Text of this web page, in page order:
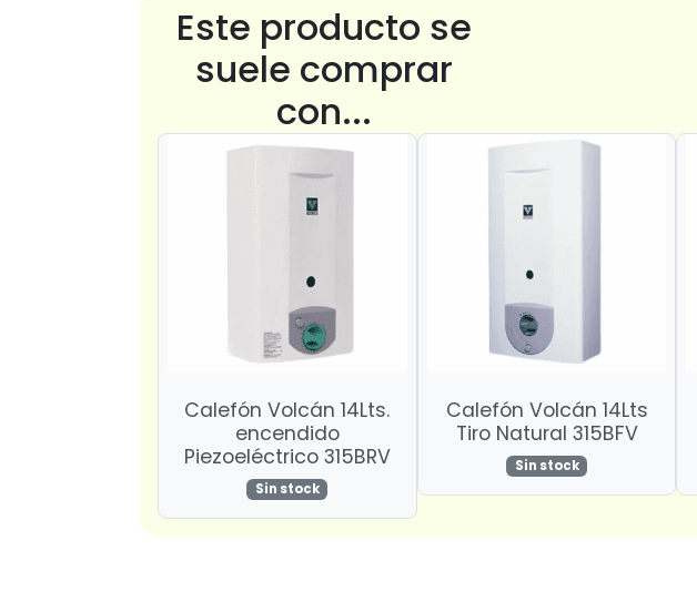
Este producto se
suele comprar
con...
Calefón Volcán 14Lts.
encendido
Piezoeléctrico 315BRV
Sin stock
Calefón Volcán 14Lts
Tiro Natural 315BFV
Sin stock